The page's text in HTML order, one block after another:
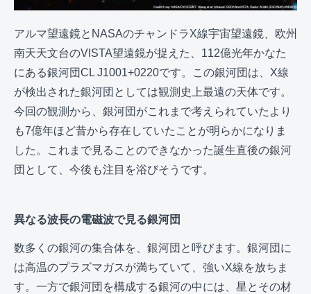
アルマ望遠鏡とNASAのチャンドラX線宇宙望遠鏡、欧州
南天天文台のVISTA望遠鏡が捉えた、112億光年かなた
にある銀河団CL J1001+0220です。この銀河団は、X線
が検出された銀河団としては観測史上最遠の天体です。
今回の観測から、銀河団がこれまで考えられていたより
も7億年ほど昔から存在していたことが明らかになりま
した。これまで見ることのできなかった誕生直後の銀河
団として、今後も注目を浴びそうです。
異なる波長の電磁波で見る銀河団
数多くの銀河の集合体を、銀河団と呼びます。銀河団に
は高温のプラズマガスが満ちていて、強いX線を放ちま
す。一方で銀河団を構成する銀河の中には、星とその材